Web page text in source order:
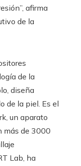
afirma
de la
de la
diseña
de la piel. Es el
un aparato
más de 3000
Lab, ha